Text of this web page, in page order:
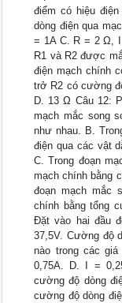
điểm có hiệu
dòng điện qua
= 1A C. R = 2 Ω,
R1 và R2 được
điện mạch chính
trở R2 có cường
D. 13 Ω Câu 12:
mạch mắc song
như nhau. B.
điện qua các vật
C. Trong đoạn
mạch chính bằng
đoạn mạch mắc
chính bằng tổng
Đặt vào hai đầu
37,5V. Cường độ
nào trong các
0,75A. D. I =
cường độ dòng
cường độ dòng